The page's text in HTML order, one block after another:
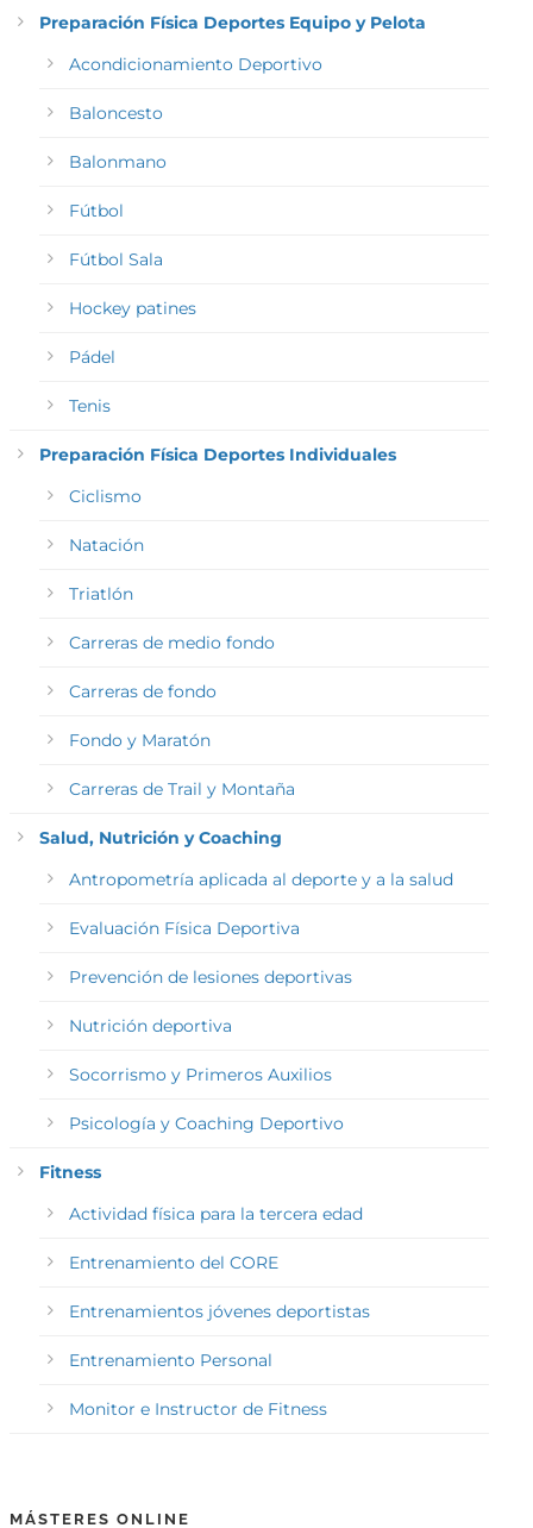
Preparación Física Deportes Equipo y Pelota
Acondicionamiento Deportivo
Baloncesto
Balonmano
Fútbol
Fútbol Sala
Hockey patines
Pádel
Tenis
Preparación Física Deportes Individuales
Ciclismo
Natación
Triatlón
Carreras de medio fondo
Carreras de fondo
Fondo y Maratón
Carreras de Trail y Montaña
Salud, Nutrición y Coaching
Antropometría aplicada al deporte y a la salud
Evaluación Física Deportiva
Prevención de lesiones deportivas
Nutrición deportiva
Socorrismo y Primeros Auxilios
Psicología y Coaching Deportivo
Fitness
Actividad física para la tercera edad
Entrenamiento del CORE
Entrenamientos jóvenes deportistas
Entrenamiento Personal
Monitor e Instructor de Fitness
MÁSTERES ONLINE